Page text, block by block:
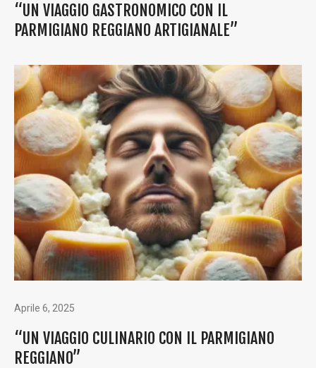
“UN VIAGGIO GASTRONOMICO CON IL
PARMIGIANO REGGIANO ARTIGIANALE”
Aprile 6, 2025
“UN VIAGGIO CULINARIO CON IL PARMIGIANO
REGGIANO”